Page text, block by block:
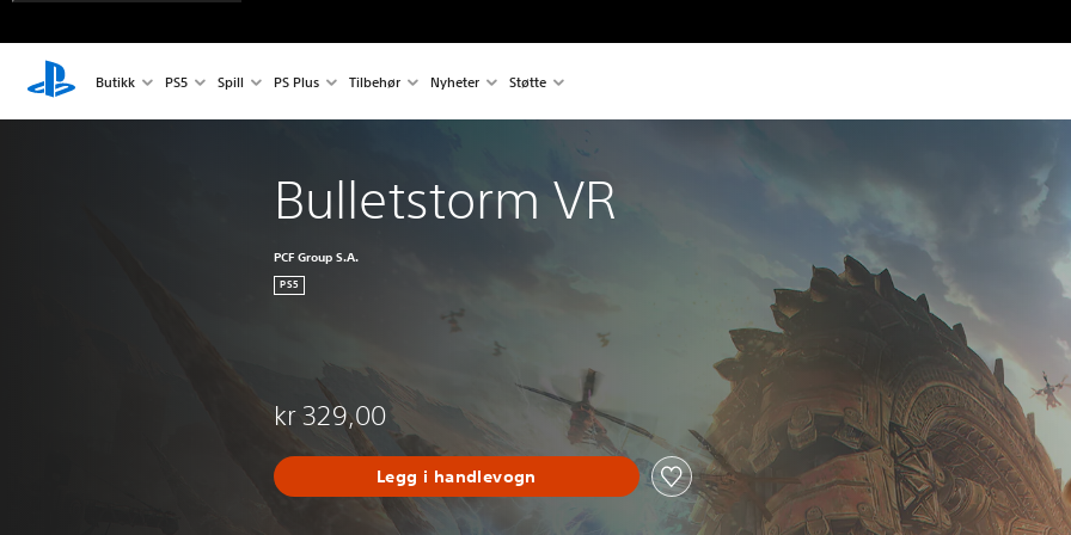
Butikk PS5 Spill PS Plus Tilbehør Nyheter Støtte
Bulletstorm VR
PCF Group S.A.
PS5
kr 329,00
Legg i handlevogn